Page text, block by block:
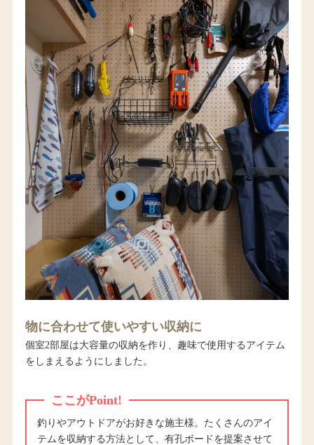
物に合わせて使いやすい収納に
個室2部屋は大容量の収納を作り、趣味で使用するアイテム
をしまえるようにしました。
ここがPoint!
釣りやアウトドアがお好きな施主様。たくさんのアイ
テムを収納する方法として、有孔ボードを提案させて